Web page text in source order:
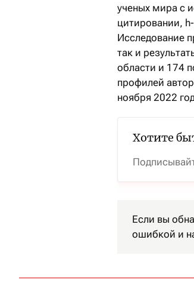
ученых мира с
цитировании,
Исследование
так и
области и 174
профилей
ноября 2022
Хотите
Если вы
ошибкой и